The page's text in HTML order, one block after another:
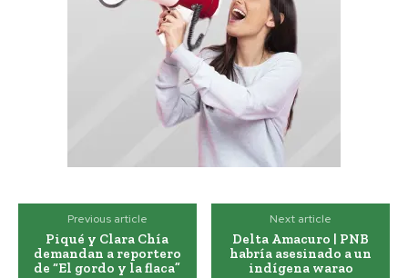
Previous article
Piqué y Clara Chía
demandan a reportero
de “El gordo y la flaca”
Next article
Delta Amacuro | PNB
habría asesinado a un
indígena warao